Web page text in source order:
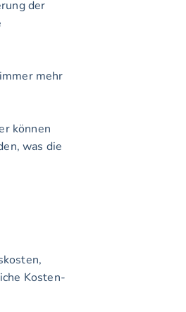
was die
Kosten-